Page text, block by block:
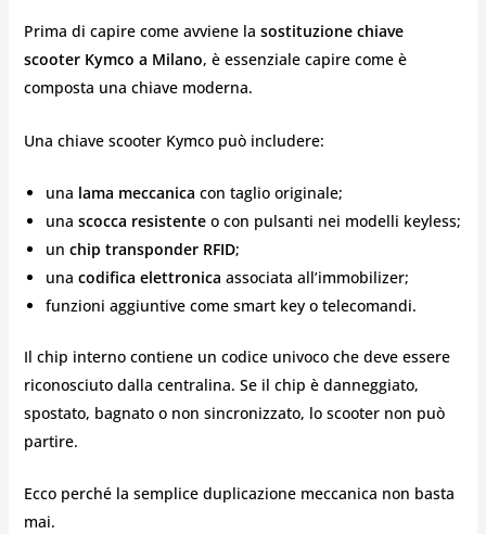
Prima di capire come avviene la sostituzione chiave
scooter Kymco a Milano, è essenziale capire come è
composta una chiave moderna.
Una chiave scooter Kymco può includere:
una lama meccanica con taglio originale;
una scocca resistenteo con pulsanti nei modelli keyless;
un chip transponder RFID;
una codifica elettronica associata all’immobilizer;
funzioni aggiuntive come smart key o telecomandi.
Il chip interno contiene un codice univoco che deve essere
riconosciuto dalla centralina. Se il chip è danneggiato,
spostato, bagnato o non sincronizzato, lo scooter non può
partire.
Ecco perché la semplice duplicazione meccanica non basta
mai.